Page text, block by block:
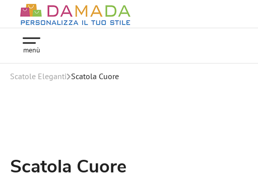
menù
Scatole Eleganti Scatola Cuore
Scatola Cuore